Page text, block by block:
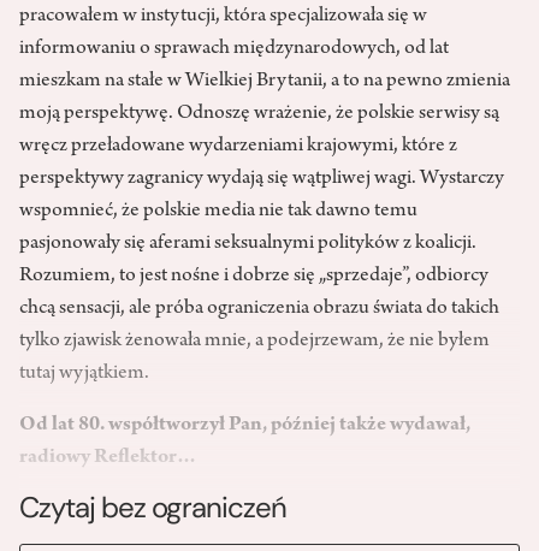
pracowałem w instytucji, która specjalizowała się w
informowaniu o sprawach międzynarodowych, od lat
mieszkam na stałe w Wielkiej Brytanii, a to na pewno zmienia
moją perspektywę. Odnoszę wrażenie, że polskie serwisy są
wręcz przeładowane wydarzeniami krajowymi, które z
perspektywy zagranicy wydają się wątpliwej wagi. Wystarczy
wspomnieć, że polskie media nie tak dawno temu
pasjonowały się aferami seksualnymi polityków z koalicji.
Rozumiem, to jest nośne i dobrze się „sprzedaje”, odbiorcy
chcą sensacji, ale próba ograniczenia obrazu świata do takich
tylko zjawisk żenowała mnie, a podejrzewam, że nie byłem
tutaj wyjątkiem.
Od lat 80. współtworzył Pan, później także wydawał,
radiowy Reflektor…
Czytaj bez ograniczeń